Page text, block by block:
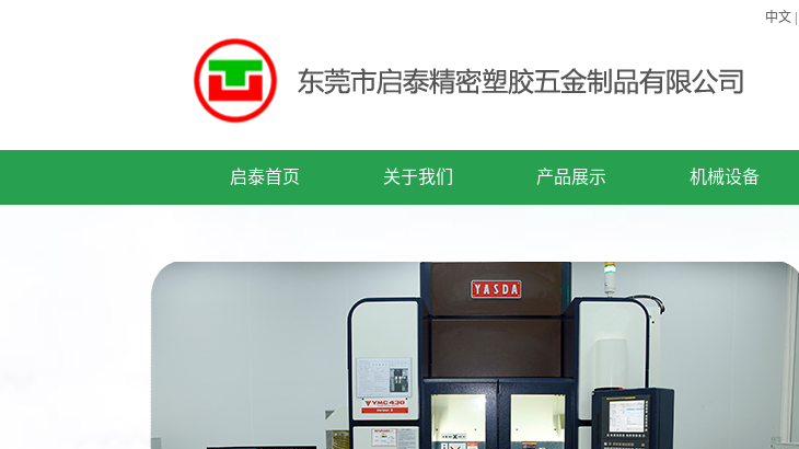
中文
启泰首页 关于我们
企业文化
公司历程
产品展示
宁波精密模具
宁波注塑产品
宁波其他类型
机械设备